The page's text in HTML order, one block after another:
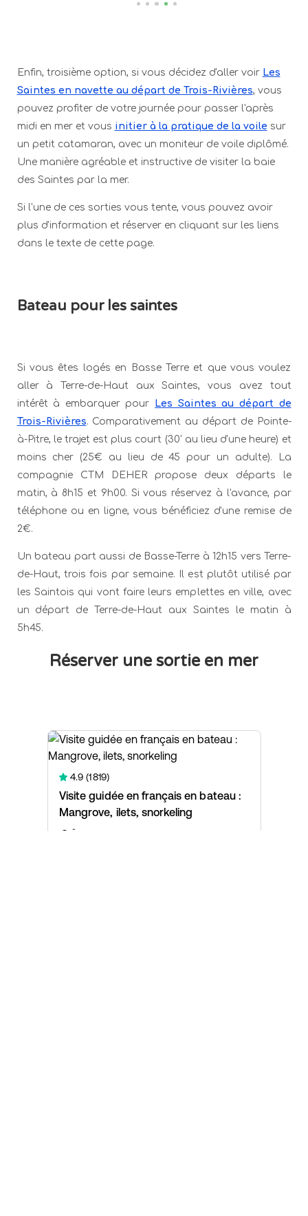
Enfin, troisième option, si vous décidez d'aller voir Les
Saintes en navette au départ de Trois-Rivières, vous
pouvez profiter de votre journée pour passer l'après
midi en mer et vous initier à la pratique de la voile sur
un petit catamaran, avec un moniteur de voile diplômé.
Une manière agréable et instructive de visiter la baie
des Saintes par la mer.
Si l'une de ces sorties vous tente, vous pouvez avoir
plus d'information et réserver en cliquant sur les liens
dans le texte de cette page.
Bateau pour les saintes
Si vous êtes logés en Basse Terre et que vous voulez
aller à Terre-de-Haut aux Saintes, vous avez tout
intérêt à embarquer pour
Les Saintes au départ de
Trois-Rivières. Comparativement au départ de Pointe-
à-Pitre, le trajet est plus court (30' au lieu d'une heure) et
moins cher (25€ au lieu de 45 pour un adulte). La
compagnie CTM DEHER propose deux départs le
matin, à 8h15 et 9h00. Si vous réservez à l'avance, par
téléphone ou en ligne, vous bénéficiez d'une remise de
2€.
Un bateau part aussi de Basse-Terre à 12h15 vers Terre-
de-Haut, trois fois par semaine. Il est plutôt utilisé par
les Saintois qui vont faire leurs emplettes en ville, avec
un départ de Terre-de-Haut aux Saintes le matin à
5h45.
Réserver une sortie en mer